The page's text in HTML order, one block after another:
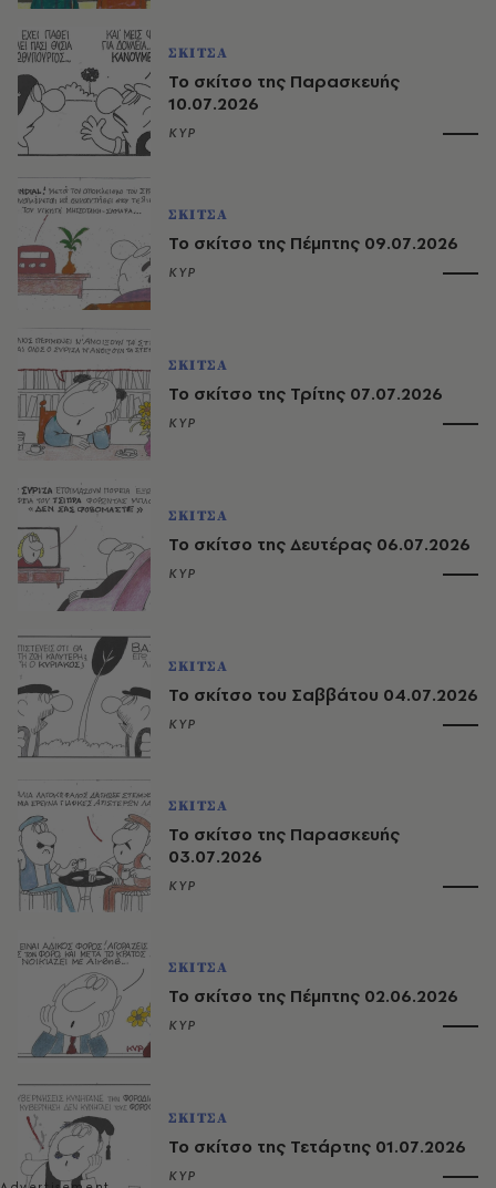
ΣΚΙΤΣΑ
Το σκίτσο της Παρασκευής
10.07.2026
ΚΥΡ
ΣΚΙΤΣΑ
Το σκίτσο της Πέμπτης 09.07.2026
ΚΥΡ
ΣΚΙΤΣΑ
Το σκίτσο της Τρίτης 07.07.2026
ΚΥΡ
ΣΚΙΤΣΑ
Το σκίτσο της Δευτέρας 06.07.2026
ΚΥΡ
ΣΚΙΤΣΑ
Το σκίτσο του Σαββάτου 04.07.2026
ΚΥΡ
ΣΚΙΤΣΑ
Το σκίτσο της Παρασκευής
03.07.2026
ΚΥΡ
ΣΚΙΤΣΑ
Το σκίτσο της Πέμπτης 02.06.2026
ΚΥΡ
ΣΚΙΤΣΑ
Το σκίτσο της Τετάρτης 01.07.2026
ΚΥΡ